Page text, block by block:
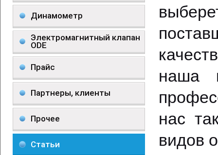
Динамометр
Электромагнитный клапан
ODE
Прайс
Партнеры, клиенты
Прочее
Статьи
наша
нас
видов